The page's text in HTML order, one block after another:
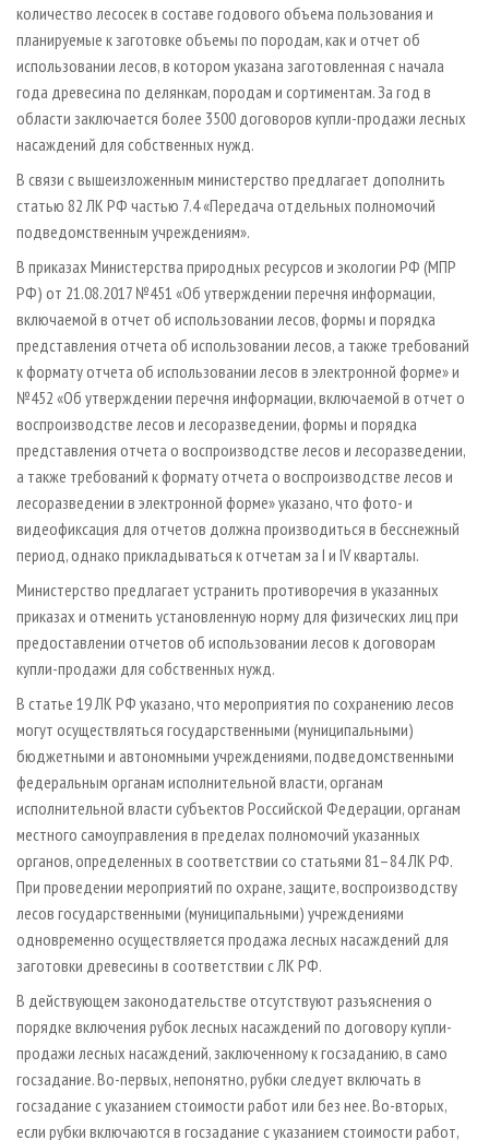
количество лесосек в составе годового объема пользования и
планируемые к заготовке объемы по породам, как и отчет об
использовании лесов, в котором указана заготовленная с начала
года древесина по делянкам, породам и сортиментам. За год в
области заключается более 3500 договоров купли-продажи лесных
насаждений для собственных нужд.
В связи с вышеизложенным министерство предлагает дополнить
статью 82 ЛК РФ частью 7.4 «Передача отдельных полномочий
подведомственным учреждениям».
В приказах Министерства природных ресурсов и экологии РФ (МПР
РФ) от 21.08.2017 №451 «Об утверждении перечня информации,
включаемой в отчет об использовании лесов, формы и порядка
представления отчета об использовании лесов, а также требований
к формату отчета об использовании лесов в электронной форме» и
№452 «Об утверждении перечня информации, включаемой в отчет о
воспроизводстве лесов и лесоразведении, формы и порядка
представления отчета о воспроизводстве лесов и лесоразведении,
а также требований к формату отчета о воспроизводстве лесов и
лесоразведении в электронной форме» указано, что фото- и
видеофиксация для отчетов должна производиться в бесснежный
период, однако прикладываться к отчетам за I и IV кварталы.
Министерство предлагает устранить противоречия в указанных
приказах и отменить установленную норму для физических лиц при
предоставлении отчетов об использовании лесов к договорам
купли-продажи для собственных нужд.
В статье 19 ЛК РФ указано, что мероприятия по сохранению лесов
могут осуществляться государственными (муниципальными)
бюджетными и автономными учреждениями, подведомственными
федеральным органам исполнительной власти, органам
исполнительной власти субъектов Российской Федерации, органам
местного самоуправления в пределах полномочий указанных
органов, определенных в соответствии со статьями 81–84 ЛК РФ.
При проведении мероприятий по охране, защите, воспроизводству
лесов государственными (муниципальными) учреждениями
одновременно осуществляется продажа лесных насаждений для
заготовки древесины в соответствии с ЛК РФ.
В действующем законодательстве отсутствуют разъяснения о
порядке включения рубок лесных насаждений по договору купли-
продажи лесных насаждений, заключенному к госзаданию, в само
госзадание. Во-первых, непонятно, рубки следует включать в
госзадание с указанием стоимости работ или без нее. Во-вторых,
если рубки включаются в госзадание с указанием стоимости работ,